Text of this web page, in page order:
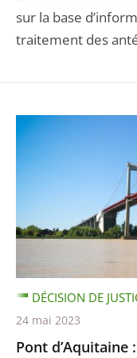
sur la base
traitement des
Pont d’Aquitaine
DÉCISION DE
24 mai 2023